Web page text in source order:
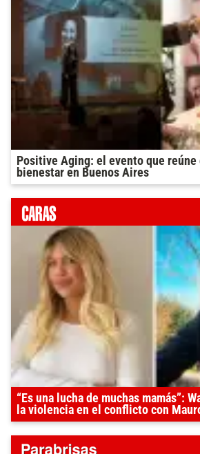
Positive Aging: el evento que
bienestar en Buenos Aires
“Es una lucha de muchas mamás”:
la violencia en el conflicto con